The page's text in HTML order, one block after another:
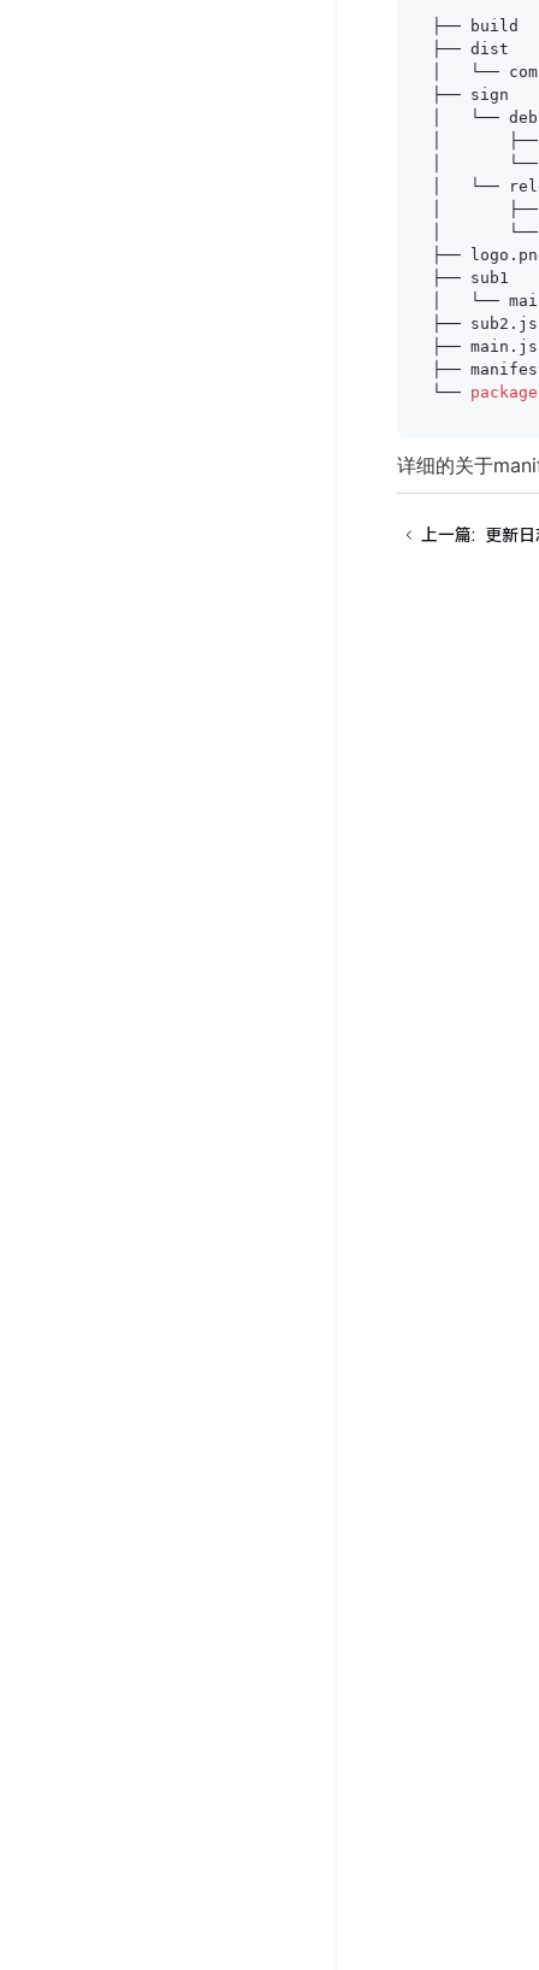
├── build
├── dist
│   └──
├── sign
│   └──
│       ├──
│
│   └──
│       ├──
│
├──
├── sub1
│   └──
├──
├──
├──
└── package
详细的关于
上一篇: 更新